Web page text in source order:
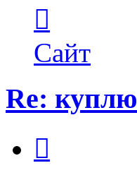
пользователя
Garik123
Сайт
Re: